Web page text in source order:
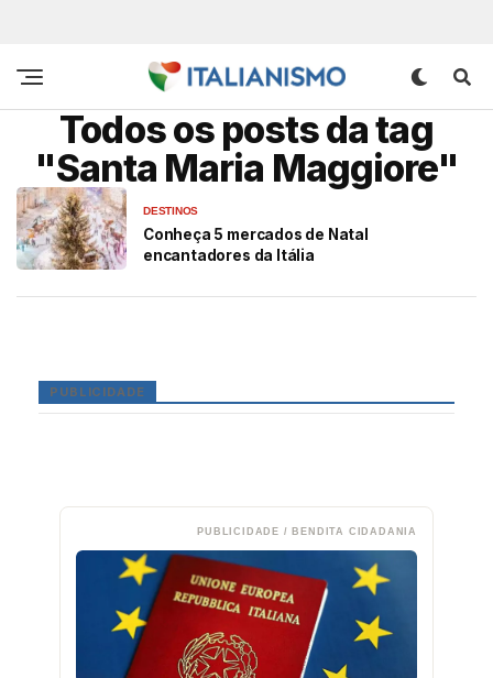
Todos os posts da tag
"Santa Maria Maggiore"
DESTINOS
Conheça 5 mercados de Natal
encantadores da Itália
PUBLICIDADE
PUBLICIDADE / BENDITA CIDADANIA